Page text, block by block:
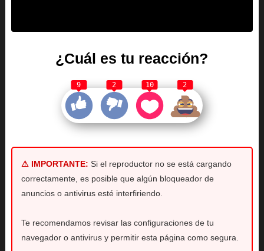
¿Cuál es tu reacción?
9 2 10 2
⚠ IMPORTANTE: Si el reproductor no se está cargando
correctamente, es posible que algún bloqueador de
anuncios o antivirus esté interfiriendo.
Te recomendamos revisar las configuraciones de tu
navegador o antivirus y permitir esta página como segura.